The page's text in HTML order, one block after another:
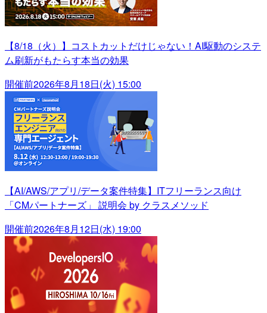
【8/18（火）】コストカットだけじゃない！AI駆動のシステ
ム刷新がもたらす本当の効果
開催前2026年8月18日(火) 15:00
【AI/AWS/アプリ/データ案件特集】ITフリーランス向け
「CMパートナーズ」 説明会 by クラスメソッド
開催前2026年8月12日(水) 19:00